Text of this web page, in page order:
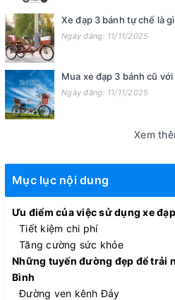
Xe đạp 3 bánh tự chế là
Ngày đăng: 11/11/2025
Mua xe đạp 3 bánh cũ
Ngày đăng: 11/11/2025
Xem
Mục lục nội dung
Ưu điểm của việc sử dụng xe
Tiết kiệm chi phí
Tăng cường sức khỏe
Những tuyến đường đẹp để trải
Bình
Đường ven kênh Đáy